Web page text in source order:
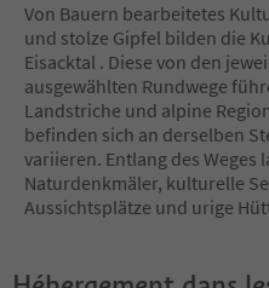
Von Bauern bearbeitetes
und stolze Gipfel bilden die
Eisacktal . Diese von den
ausgewählten Rundwege
Landstriche und alpine
befinden sich an derselben
variieren. Entlang des Weges
Naturdenkmäler, kulturelle
Aussichtsplätze und urige